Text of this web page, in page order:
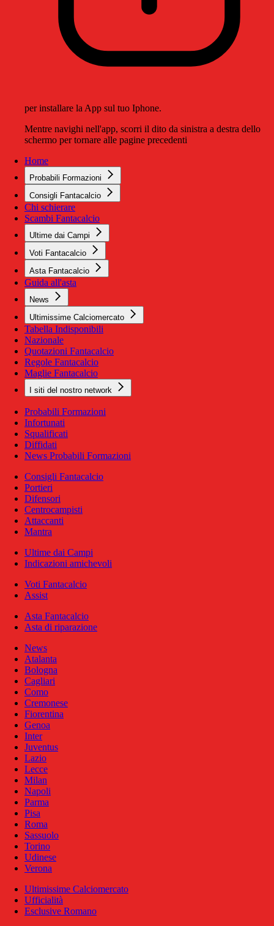
per installare la App sul tuo Iphone.
Mentre navighi nell'app, scorri il dito da sinistra a destra dello
schermo per tornare alle pagine precedenti
Home
Probabili Formazioni
Consigli Fantacalcio
Chi schierare
Scambi Fantacalcio
Ultime dai Campi
Voti Fantacalcio
Asta Fantacalcio
Guida all'asta
News
Ultimissime Calciomercato
Tabella Indisponibili
Nazionale
Quotazioni Fantacalcio
Regole Fantacalcio
Maglie Fantacalcio
I siti del nostro network
Probabili Formazioni
Infortunati
Squalificati
Diffidati
News Probabili Formazioni
Consigli Fantacalcio
Portieri
Difensori
Centrocampisti
Attaccanti
Mantra
Ultime dai Campi
Indicazioni amichevoli
Voti Fantacalcio
Assist
Asta Fantacalcio
Asta di riparazione
News
Atalanta
Bologna
Cagliari
Como
Cremonese
Fiorentina
Genoa
Inter
Juventus
Lazio
Lecce
Milan
Napoli
Parma
Pisa
Roma
Sassuolo
Torino
Udinese
Verona
Ultimissime Calciomercato
Ufficialità
Esclusive Romano